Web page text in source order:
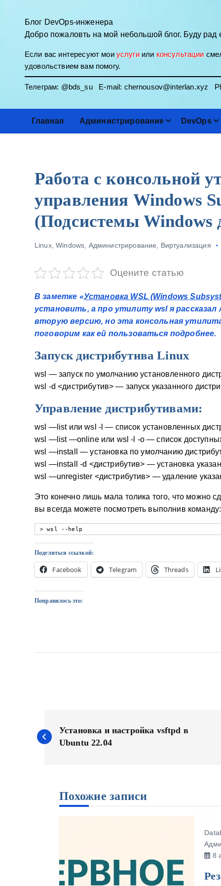
Блог DevOps-инженера
Добро пожаловть на мой небольшой блог. Буду рад
Если вас интересуют мои услугиили консультации
удовольствием вам помогу.
Телеграм: @bds_suE-mail: chernousov@interlan.xyz
Главная Администрирование DevOps
Работа с консольной
управления Windows
(Подсистемы Windows
Linux,Windows Администрирование Виртуализация
Оцените статью
В заметке «Установка WSL (Windows
установить, а про утилиту wsl я
вторую версию, но эта консольная
поговорим как ей пользоваться подробнее.
Запуск дистрибутива Linux
wsl — запуск по умолчанию установленного
wsl -d <дистрибутив> — запуск указанного
Управление дистрибутивами:
wsl —list или wsl -l — список установленных
wsl —list —online или wsl -l -o — список доступных
wsl —install — установка по умолчанию
wsl —install -d <дистрибутив> — установка
wsl —unregister <дистрибутив> — удаление
Это конечно лишь мала толика того, что можно
вы всегда можете посмотреть выполнив команду:
> wsl --help
Поделиться ссылкой:
Facebook Telegram Threads
Понравилось это:
а
в
Установка и настройка vsftpd в
Ubuntu 22.04
Похожие записи
8